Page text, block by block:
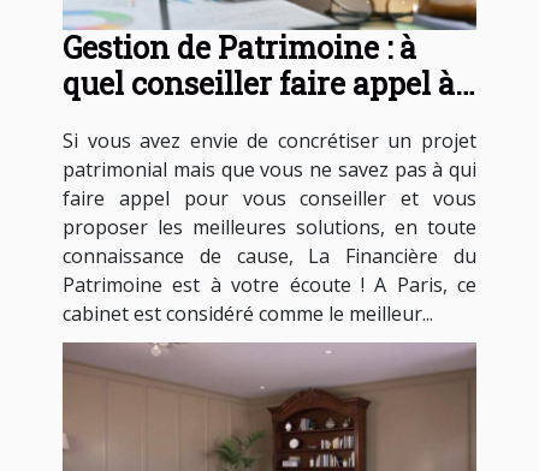
Gestion de Patrimoine : à
quel conseiller faire appel à
Si vous avez envie de concrétiser un projet
patrimonial mais que vous ne savez pas à qui
faire appel pour vous conseiller et vous
proposer les meilleures solutions, en toute
connaissance de cause, La Financière du
Patrimoine est à votre écoute ! A Paris, ce
cabinet est considéré comme le meilleur...